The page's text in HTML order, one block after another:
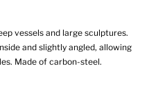
vessels and large sculptures.
and slightly angled, allowing
Made of carbon-steel.